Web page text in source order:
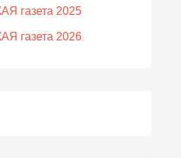
газета 2025
газета 2026